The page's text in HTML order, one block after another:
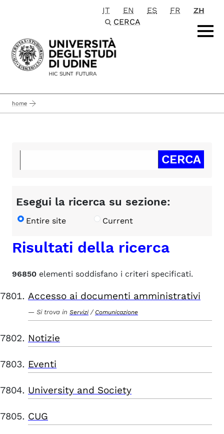
Passa al contenuto principale
IT EN ES FR
ZH
CERCA
home
Esegui la ricerca su sezione:
Entire site Current
Risultati della ricerca
96850 elementi soddisfano i criteri specificati.
Accesso ai documenti amministrativi
Si trova in Servizi / Comunicazione
Notizie
Eventi
University and Society
CUG